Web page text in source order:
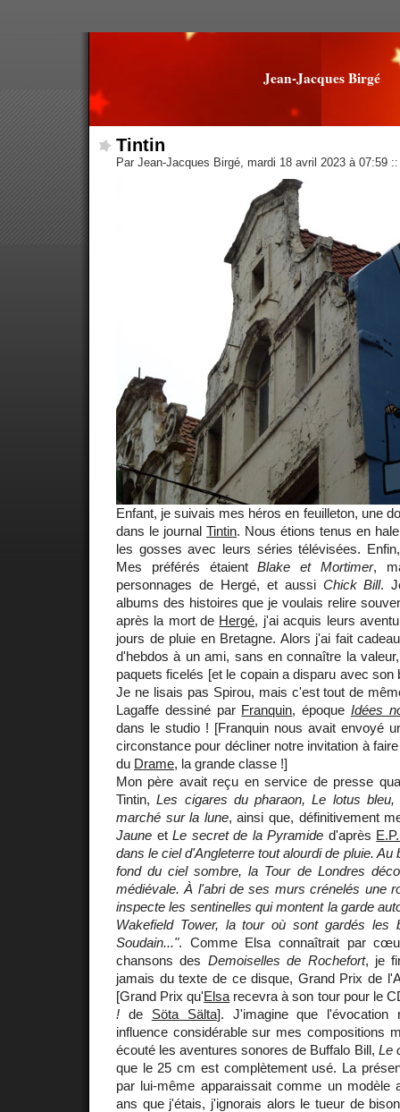
Jean-Jacques Birgé
Tintin
Par Jean-Jacques Birgé, mardi 18 avril 2023 à 07:59 ::
Enfant, je suivais mes héros en feuilleton, une
dans le journal Tintin. Nous étions tenus en
les gosses avec leurs séries télévisées.
Mes préférés étaientBlake et Mortimer,
personnages de Hergé, et aussi Chick Bill.
albums des histoires que je voulais relire
après la mort de Hergé, j'ai acquis leurs
jours de pluie en Bretagne. Alors j'ai fait
d'hebdos à un ami, sans en connaître la
paquets ficelés [et le copain a disparu avec son
Je ne lisais pas Spirou, mais c'est tout de
Lagaffe dessiné par Franquin, époque Idées
dans le studio ! [Franquin nous avait envoyé
circonstance pour décliner notre invitation à
du Drame, la grande classe !]
Mon père avait reçu en service de presse
Tintin,Les cigares du pharaon, Le lotus bleu,
marché sur la lune, ainsi que, définitivement
Jaune etLe secret de la Pyramide d'après
dans le ciel d'Angleterre tout alourdi de pluie. Au
fond du ciel sombre, la Tour de Londres
médiévale. À l'abri de ses murs crénelés une
inspecte les sentinelles qui montent la garde
Wakefield Tower, la tour où sont gardés les
Soudain...". Comme Elsa connaîtrait par
chansons des Demoiselles de Rochefort, je
jamais du texte de ce disque, Grand Prix de
[Grand Prix qu'Elsa recevra à son tour pour le
! de Söta Sälta]. J'imagine que l'évocation
influence considérable sur mes compositions
écouté les aventures sonores de Buffalo Bill, Le
que le 25 cm est complètement usé. La
par lui-même apparaissait comme un modèle
ans que j'étais, j'ignorais alors le tueur de